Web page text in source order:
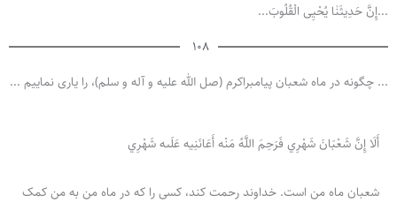
...إِنَّ حَدِيثَنٰا یُحْیِی الْقُلُوبَ...
108
... چگونه در ماه شعبان پیامبراکرم (صل الله علیه و آله و سلم)، را یاری نماییم ...
أَلَا إِنَّ شَعْبَانَ شَهْرِي فَرَحِمَ اللَّهُ مَنْه‌ أَعَانَنِيه‌ عَلَىه‌ شَهْرِي
شعبان ماه من است. خداوند رحمت کند، کسی را که در ماه من به من کمک